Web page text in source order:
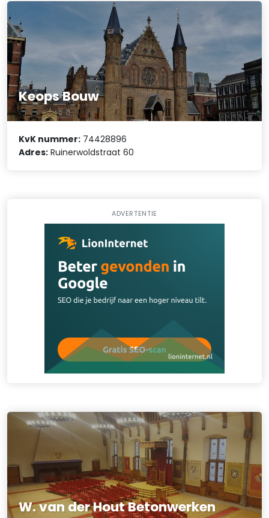
Keops Bouw
KvK nummer: 74428896
Adres: Ruinerwoldstraat 60
ADVERTENTIE
W. van der Hout Betonwerken